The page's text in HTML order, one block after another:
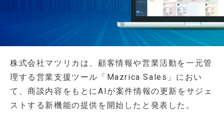
株式会社マツリカは、顧客情報や営業活動を一元管
理する営業支援ツール「Mazrica Sales」におい
て、商談内容をもとにAIが案件情報の更新をサジェ
ストする新機能の提供を開始したと発表した。